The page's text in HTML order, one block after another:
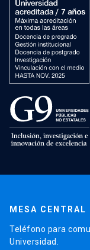
MESA CENTRAL
Teléfono para
Universidad.